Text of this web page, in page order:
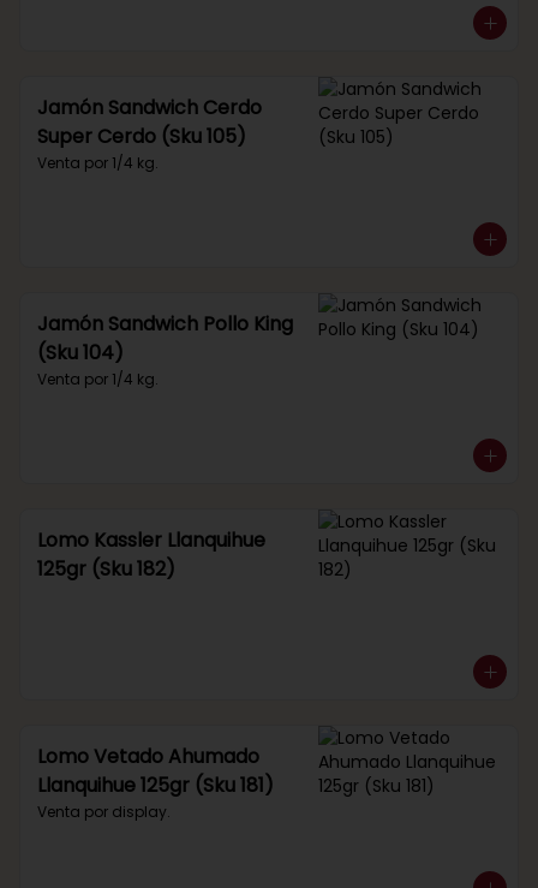
Jamón Sandwich Cerdo
Super Cerdo (Sku 105)
Venta por 1/4 kg.
Jamón Sandwich Pollo King
(Sku 104)
Venta por 1/4 kg.
Lomo Kassler Llanquihue
125gr (Sku 182)
Lomo Vetado Ahumado
Llanquihue 125gr (Sku 181)
Venta por display.